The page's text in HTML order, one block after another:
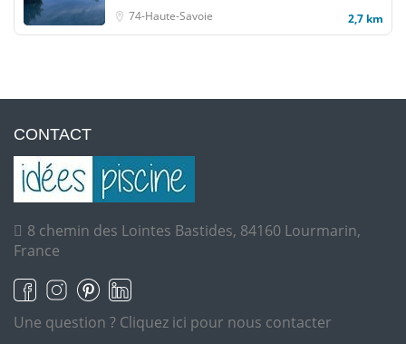
74-Haute-Savoie
2,7 km
CONTACT
8 chemin des Lointes Bastides, 84160 Lourmarin,
France
Une question ? Cliquez ici pour nous contacter